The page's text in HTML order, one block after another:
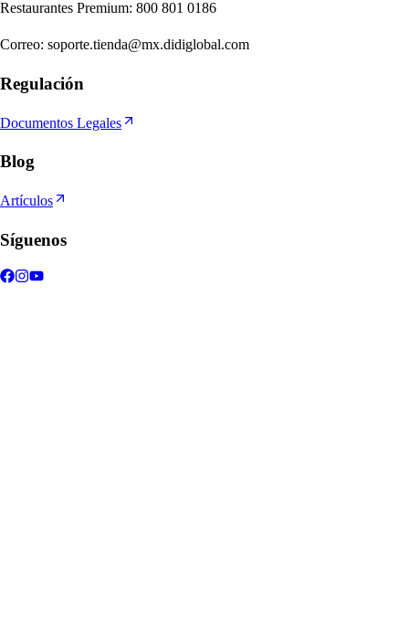
Restaurantes Premium: 800 801 0186
Correo: soporte.tienda@mx.didiglobal.com
Regulación
Documentos Legales
Blog
Artículos
Síguenos